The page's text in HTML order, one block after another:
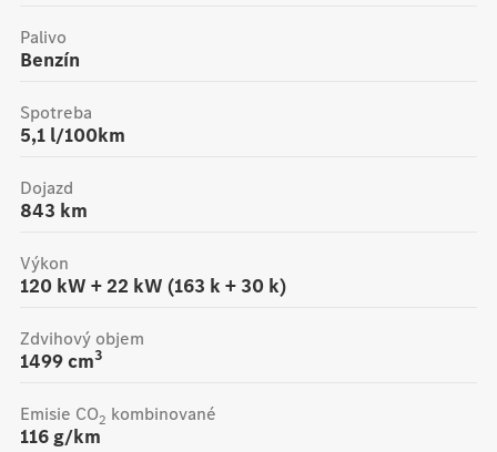
Benzín
Palivo
5,1 l/100km
Spotreba
843 km
Dojazd
120 kW + 22 kW (163 k + 30 k)
Výkon
1499cm3
Zdvihový objem
116g/km
Emisie CO2 kombinované